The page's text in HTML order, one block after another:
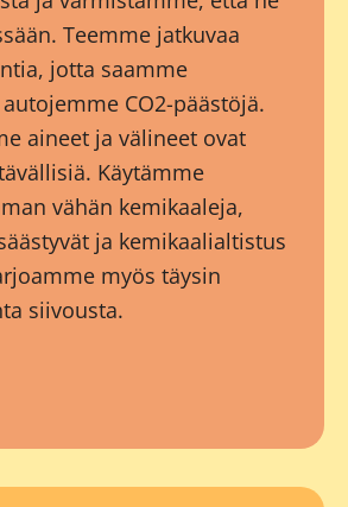
Teemme jatkuvaa
jotta saamme
CO2-päästöjä.
aineet ja välineet ovat
Käytämme
vähän kemikaaleja,
ja kemikaalialtistus
myös täysin
siivousta.